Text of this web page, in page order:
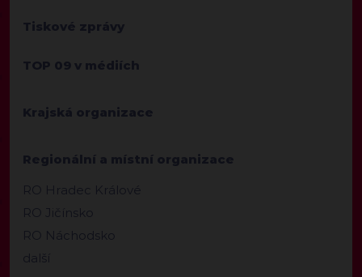
Tiskové zprávy
TOP 09 v médiích
Krajská organizace
Regionální a místní organizace
RO Hradec Králové
RO Jičínsko
RO Náchodsko
další